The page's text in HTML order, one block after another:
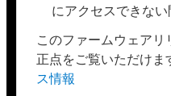
にアクセスできない
このファームウェア
正点をご覧いただけま
ス情報